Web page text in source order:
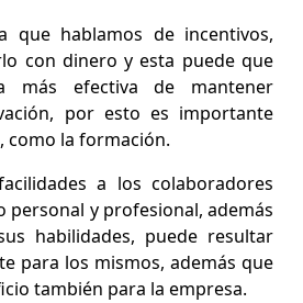
que hablamos de incentivos,
con dinero y esta puede que
efectiva de mantener
por esto es importante
como la formación.
a los colaboradores
personal y profesional, además
habilidades, puede resultar
para los mismos, además que
también para la empresa.